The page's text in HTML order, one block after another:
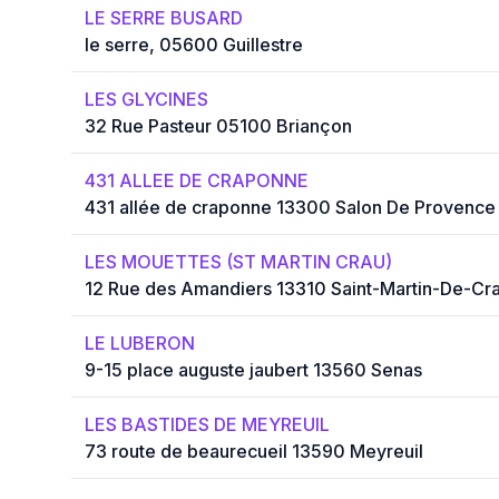
LE SERRE BUSARD
le serre, 05600 Guillestre
LES GLYCINES
32 Rue Pasteur 05100 Briançon
431 ALLEE DE CRAPONNE
431 allée de craponne 13300 Salon De Provence
LES MOUETTES (ST MARTIN CRAU)
12 Rue des Amandiers 13310 Saint-Martin-De-
LE LUBERON
9-15 place auguste jaubert 13560 Senas
LES BASTIDES DE MEYREUIL
73 route de beaurecueil 13590 Meyreuil